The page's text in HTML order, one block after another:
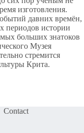
изготовления.
давних времён,
периодов истории
больших знатоков
Музея
стремится
Крита.
Contact